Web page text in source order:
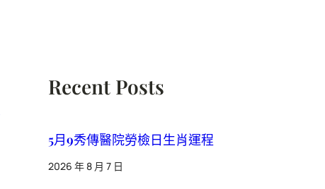
Recent Posts
5月9秀傳醫院勞檢日生肖運程
2026 年 8 月 7 日